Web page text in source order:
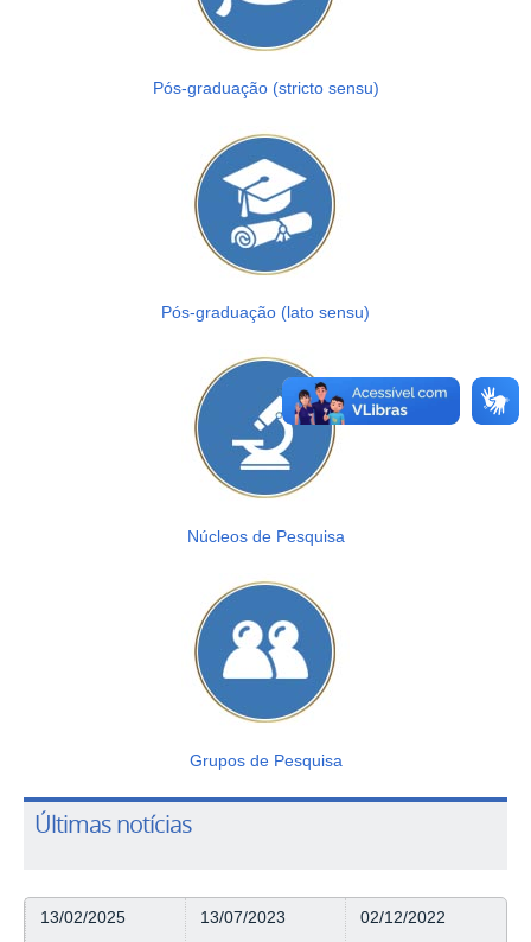
Pós-graduação (stricto sensu)
Pós-graduação (lato sensu)
Núcleos de Pesquisa
Grupos de Pesquisa
Últimas notícias
13/02/2025
13/07/2023
02/12/2022